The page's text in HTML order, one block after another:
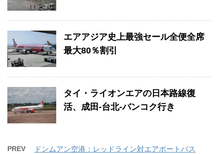
エアアジア史上最強セール全便全席
最大80％割引
タイ・ライオンエアの日本路線復
活、成田-台北-バンコク行き
PREV ドンムアン空港：レッドライン対エアポートバス